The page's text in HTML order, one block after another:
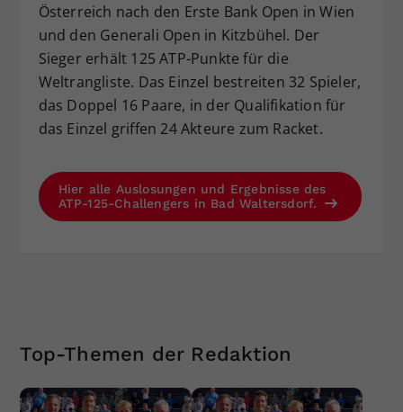
Österreich nach den Erste Bank Open in Wien
und den Generali Open in Kitzbühel. Der
Sieger erhält 125 ATP-Punkte für die
Weltrangliste. Das Einzel bestreiten 32 Spieler,
das Doppel 16 Paare, in der Qualifikation für
das Einzel griffen 24 Akteure zum Racket.
Hier alle Auslosungen und Ergebnisse des
ATP-125-Challengers in Bad Waltersdorf.
Top-Themen der Redaktion